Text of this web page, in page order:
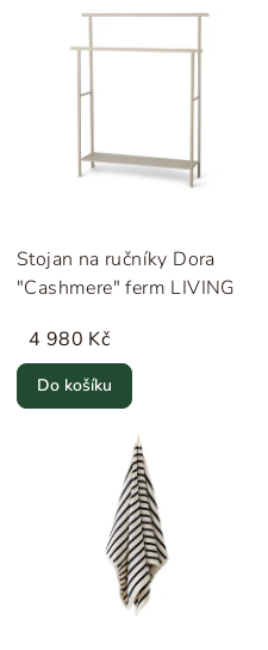
Stojan na ručníky Dora
"Cashmere" ferm LIVING
4 980 Kč
Do košíku